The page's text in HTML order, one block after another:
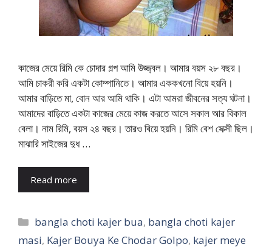
কাজের মেয়ে রিমি কে চোদার গল্প আমি উজ্জ্বল। আমার বয়স ২৮ বছর।
আমি চাকরী করি একটা কোম্পানিতে। আমার এককখনো বিয়ে হয়নি।
আমার বাড়িতে মা, বোন আর আমি থাকি। এটা আমরা জীবনের সত্য ঘটনা।
আমাদের বাড়িতে একটা কাজের মেয়ে কাজ করতে আসে সকাল আর বিকাল
বেলা। নাম রিমি, বয়স ২৪ বছর। তারও বিয়ে হয়নি। রিমি বেশ সেক্সী ছিল।
মাঝারি সাইজের দুধ …
Read more
Categories
bangla choti kajer bua, bangla choti kajer
masi, Kajer Bouya Ke Chodar Golpo, kajer meye